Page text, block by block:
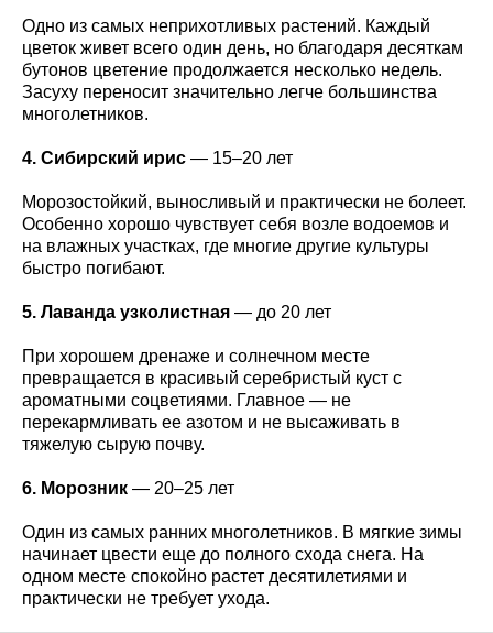
Одно из самых неприхотливых растений. Каждый
цветок живет всего один день, но благодаря десяткам
бутонов цветение продолжается несколько недель.
Засуху переносит значительно легче большинства
многолетников.
4. Сибирский ирис — 15–20 лет
Морозостойкий, выносливый и практически не болеет.
Особенно хорошо чувствует себя возле водоемов и
на влажных участках, где многие другие культуры
быстро погибают.
5. Лаванда узколистная — до 20 лет
При хорошем дренаже и солнечном месте
превращается в красивый серебристый куст с
ароматными соцветиями. Главное — не
перекармливать ее азотом и не высаживать в
тяжелую сырую почву.
6. Морозник — 20–25 лет
Один из самых ранних многолетников. В мягкие зимы
начинает цвести еще до полного схода снега. На
одном месте спокойно растет десятилетиями и
практически не требует ухода.